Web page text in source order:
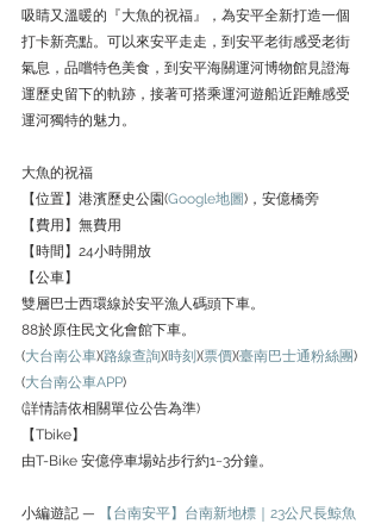
吸睛又溫暖的『大魚的祝福』，為安平全新打造一個
打卡新亮點。可以來安平走走，到安平老街感受老街
氣息，品嚐特色美食，到安平海關運河博物館見證海
運歷史留下的軌跡，接著可搭乘運河遊船近距離感受
運河獨特的魅力。
大魚的祝福
【位置】港濱歷史公園(Google地圖)，安億橋旁
【費用】無費用
【時間】24小時開放
【公車】
雙層巴士西環線於安平漁人碼頭下車。
88於原住民文化會館下車。
(大台南公車)(路線查詢)(時刻 )(票價)(臺南巴士通粉絲團)
(大台南公車APP)
(詳情請依相關單位公告為準)
【Tbike】
由T-Bike 安億停車場站步行約1~3分鐘。
小編遊記 —
【台南安平】台南新地標｜23公尺長鯨魚